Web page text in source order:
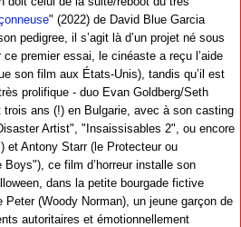
" (2022) de David Blue Garcia
pedigree, il s’agit là d’un projet né sous
premier essai, le cinéaste a reçu l’aide
son film aux États-Unis), tandis qu’il est
prolifique - duo Evan Goldberg/Seth
trois ans (!) en Bulgarie, avec à son casting
Artist", "Insaissisables 2", ou encore
et Antony Starr (le Protecteur ou
Boys"), ce film d’horreur installe son
dans la petite bourgade fictive
Peter (Woody Norman), un jeune garçon de
autoritaires et émotionnellement